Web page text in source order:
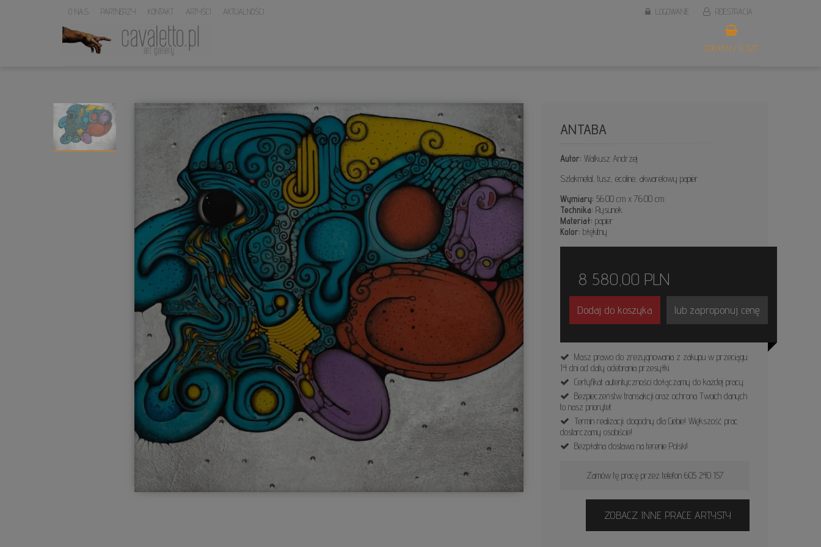
O NAS PARTNERZY KONTAKT ARTYŚCI AKTUALNOŚCI LOGOWANIE REJESTRACJA
0,00 PLN / 0 SZT.
ANTABA
Autor: Walkusz Andrzej
Szlakmetal, tusz, ecoline, akwarelowy papier
Wymiary: 56.00 cm x 76.00 cm
Technika: Rysunek
Materiał: papier
Kolor: błękitny
8 580,00 PLN
Dodaj do koszyka lub zaproponuj cenę
Masz prawo do zrezygnowania z zakupu w przeciągu
14 dni od daty odebrania przesyłki.
Certyfikat autentyczności dołączamy do każdej pracy.
Bezpieczeństw transakcji oraz ochrona Twoich danych
to nasz priorytet.
Termin realizacji: dogodny dla Ciebie! Większość prac
dostarczamy osobiście!
Bezpłatna dostawa na terenie Polski!
Zamów tę pracę przez telefon 605 240 157
ZOBACZ INNE PRACE ARTYSTY